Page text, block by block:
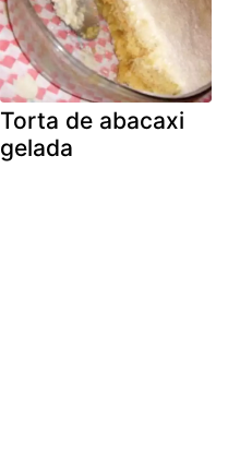
Torta de abacaxi
gelada